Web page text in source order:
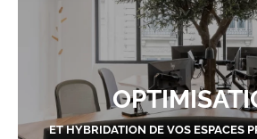
ET HYBRIDATION DE VOS ESPACES